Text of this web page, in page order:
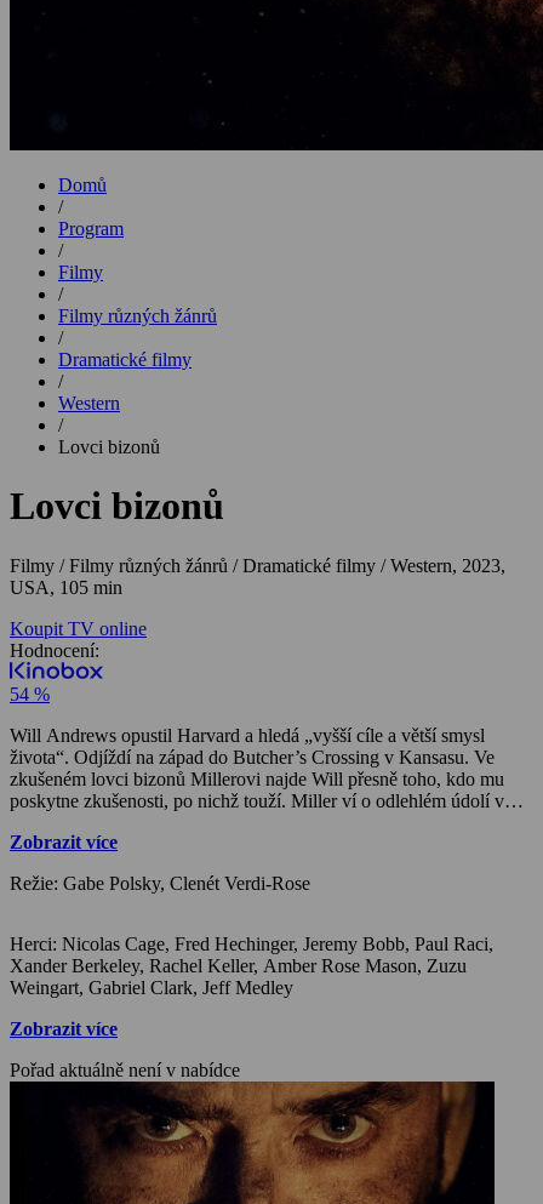
Domů
/
Program
/
Filmy
/
Filmy různých žánrů
/
Dramatické filmy
/
Western
/
Lovci bizonů
Lovci bizonů
Filmy / Filmy různých žánrů / Dramatické filmy / Western, 2023,
USA, 105 min
Koupit TV online
Hodnocení:
54 %
Will Andrews opustil Harvard a hledá „vyšší cíle a větší smysl
života“. Odjíždí na západ do Butcher’s Crossing v Kansasu. Ve
zkušeném lovci bizonů Millerovi najde Will přesně toho, kdo mu
poskytne zkušenosti, po nichž touží. Miller ví o odlehlém údolí v
se to hemží tisíci bizonů, jejichž kůže se prodávají s tak vysokou
Zobrazit více
Režie: Gabe Polsky, Clenét Verdi-Rose
Herci: Nicolas Cage, Fred Hechinger, Jeremy Bobb, Paul Raci,
Xander Berkeley, Rachel Keller, Amber Rose Mason, Zuzu
Weingart, Gabriel Clark, Jeff Medley
Zobrazit více
Pořad aktuálně není v nabídce